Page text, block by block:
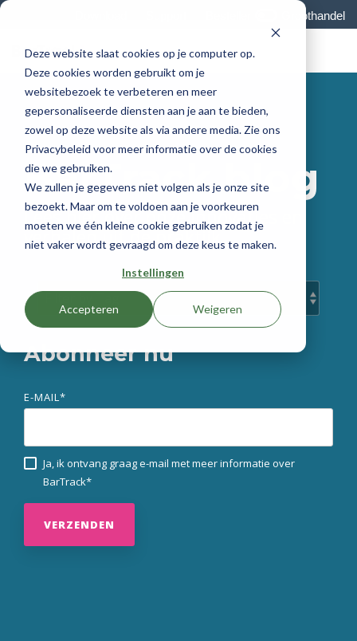
Deze website slaat cookies op je computer op.
Deze cookies worden gebruikt om je
websitebezoek te verbeteren en meer
gepersonaliseerde diensten aan je aan te bieden,
zowel op deze website als via andere media. Zie ons
Privacybeleid voor meer informatie over de cookies
die we gebruiken.
We zullen je gegevens niet volgen als je onze site
bezoekt. Maar om te voldoen aan je voorkeuren
moeten we één kleine cookie gebruiken zodat je
niet vaker wordt gevraagd om deze keus te maken.
Instellingen
Accepteren Weigeren
Skip
main
content.
Groothandel
BarTrack blog
Lees hier over onze innovaties en
verhalen uit de praktijk.
Abonneer nu
E-MAIL *
Ja, ik ontvang graag e-mail met meer informatie over
BarTrack*